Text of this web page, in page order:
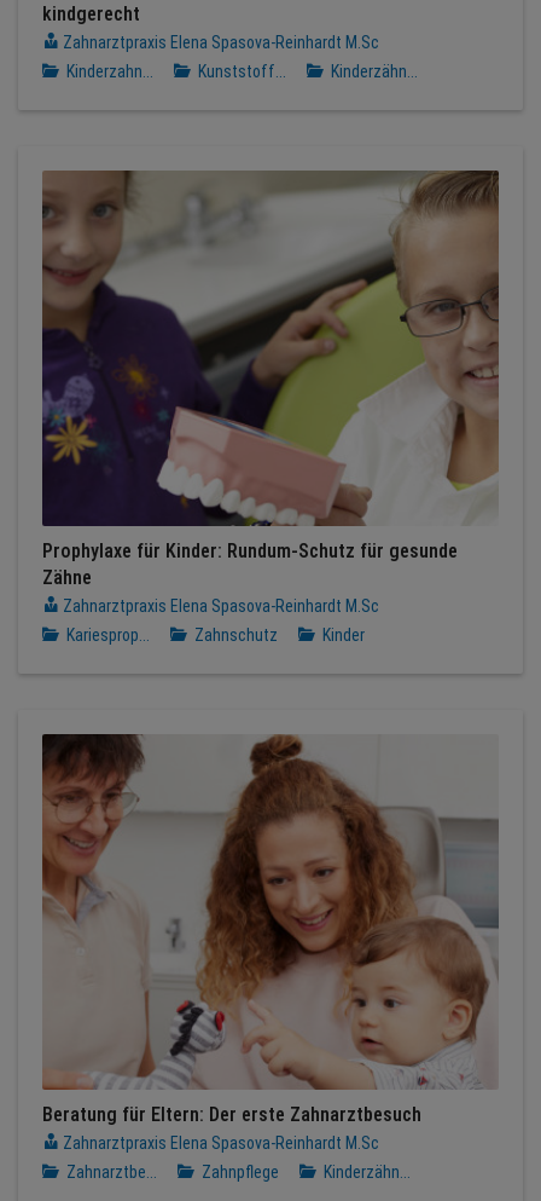
kindgerecht
Zahnarztpraxis Elena Spasova-Reinhardt M.Sc
Kinderzahn...
Kunststoff... Kinderzähn...
Prophylaxe für Kinder: Rundum-Schutz für gesunde
Zähne
Zahnarztpraxis Elena Spasova-Reinhardt M.Sc
Kariesprop...
Zahnschutz Kinder
Beratung für Eltern: Der erste Zahnarztbesuch
Zahnarztpraxis Elena Spasova-Reinhardt M.Sc
Zahnarztbe...
Zahnpflege Kinderzähn...